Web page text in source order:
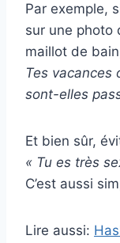
Par exemple,
sur une photo
maillot de
Tes vacances
sont-elles
Et bien sûr,
« Tu es très
C’est aussi
Lire aussi: